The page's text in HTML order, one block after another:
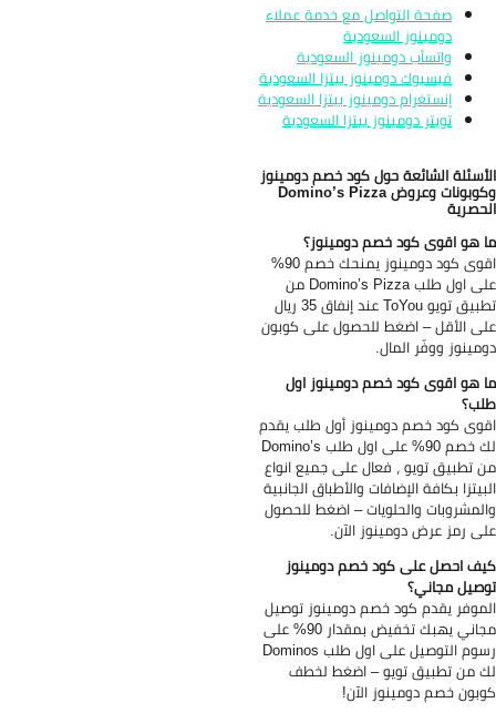
صفحة التواصل مع خدمة عملاء
دومينوز السعودية
واتسأب دومينوز السعودية
فيسبوك دومينوز بيتزا السعودية
إنستغرام دومينوز بيتزا السعودية
تويتر دومينوز بيتزا السعودية
الشائعة حول كود خصم دومينوز
وكوبونات وعروض Domino’s Pizza
هو اقوى كود خصم دومينوز؟
اقوى كود دومينوز يمنحك خصم 90%
على اول طلب Domino’s Pizza من
تطبيق تويو ToYou عند إنفاق 35 ريال
الأقل – اضغط للحصول على كوبون
ووفّر المال.
هو اقوى كود خصم دومينوز اول
كود خصم دومينوز أول طلب يقدم
لك خصم 90% على اول طلب Domino’s
تطبيق تويو ، فعال على جميع انواع
بكافة الإضافات والأطباق الجانبية
والحلويات – اضغط للحصول
رمز عرض دومينوز الآن.
احصل على كود خصم دومينوز
مجاني؟
يقدم كود خصم دومينوز توصيل
مجاني يهبك تخفيض بمقدار 90% على
رسوم التوصيل على اول طلب Dominos
من تطبيق تويو – اضغط لخطف
خصم دومينوز الآن!